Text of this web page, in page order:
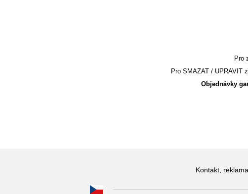
Pro
Pro SMAZAT / UPRAVIT
Objednávky
Kontakt,